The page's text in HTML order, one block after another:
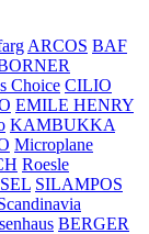
ARCOS BAF
Choice CILIO
EMILE HENRY
KAMBUKKA
Microplane
Roesle
SILAMPOS
BERGER